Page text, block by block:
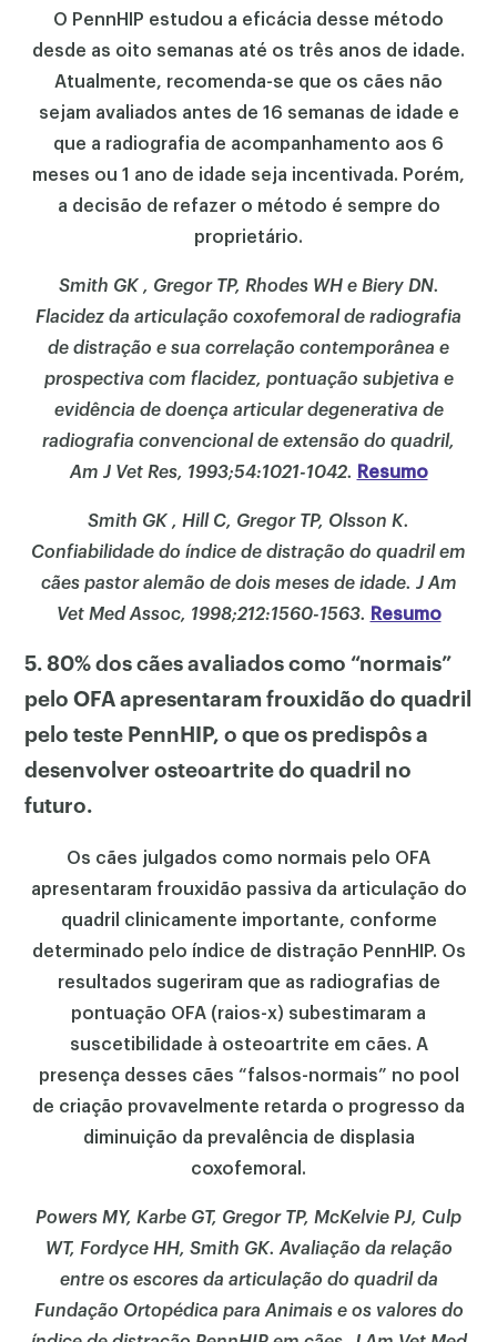
O PennHIP estudou a eficácia desse método
desde as oito semanas até os três anos de idade.
Atualmente, recomenda-se que os cães não
sejam avaliados antes de 16 semanas de idade e
que a radiografia de acompanhamento aos 6
meses ou 1 ano de idade seja incentivada. Porém,
a decisão de refazer o método é sempre do
proprietário.
Smith GK , Gregor TP, Rhodes WH e Biery DN.
Flacidez da articulação coxofemoral de radiografia
de distração e sua correlação contemporânea e
prospectiva com flacidez, pontuação subjetiva e
evidência de doença articular degenerativa de
radiografia convencional de extensão do quadril,
Am J Vet Res, 1993;54:1021-1042. Resumo
Smith GK , Hill C, Gregor TP, Olsson K.
Confiabilidade do índice de distração do quadril em
cães pastor alemão de dois meses de idade. J Am
Vet Med Assoc, 1998;212:1560-1563. Resumo
5. 80% dos cães avaliados como “normais”
pelo OFA apresentaram frouxidão do quadril
pelo teste PennHIP, o que os predispôs a
desenvolver osteoartrite do quadril no
futuro.
Os cães julgados como normais pelo OFA
apresentaram frouxidão passiva da articulação do
quadril clinicamente importante, conforme
determinado pelo índice de distração PennHIP. Os
resultados sugeriram que as radiografias de
pontuação OFA (raios-x) subestimaram a
suscetibilidade à osteoartrite em cães. A
presença desses cães “falsos-normais” no pool
de criação provavelmente retarda o progresso da
diminuição da prevalência de displasia
coxofemoral.
Powers MY, Karbe GT, Gregor TP, McKelvie PJ, Culp
WT, Fordyce HH, Smith GK. Avaliação da relação
entre os escores da articulação do quadril da
Fundação Ortopédica para Animais e os valores do